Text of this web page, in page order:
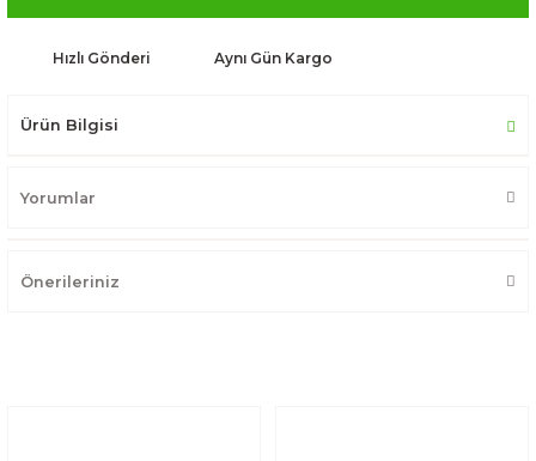
Hızlı Gönderi Aynı Gün Kargo
Ürün Bilgisi
Yorumlar
Önerileriniz